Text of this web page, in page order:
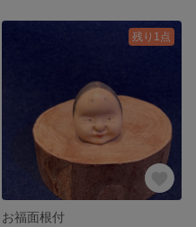
残り1点
お福面根付